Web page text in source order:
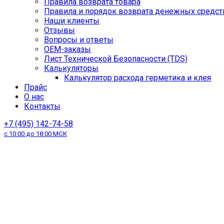
Правила и порядок возврата денежных
Наши клиенты
Отзывы
Вопросы и ответы
OEM-заказы
Лист Технической Безопасности (TDS)
Калькуляторы
Калькулятор расхода герметика и клея
Прайс
О нас
Контакты
+7 (495) 142-74-58
с 10:00 до 18:00 МСК